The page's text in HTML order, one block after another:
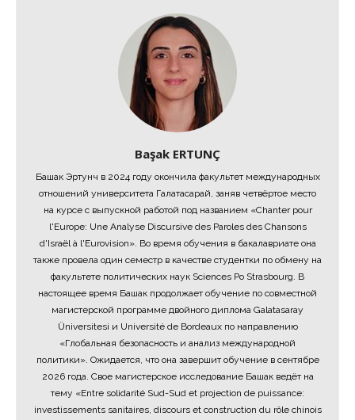
Başak ERTUNÇ
Башак Эртунч в 2024 году окончила факультет международных
отношений университета Галатасарай, заняв четвёртое место
на курсе с выпускной работой под названием «Chanter pour
l'Europe: Une Analyse Discursive des Paroles des Chansons
d'Israël à l'Eurovision». Во время обучения в бакалавриате она
также провела один семестр в качестве студентки по обмену на
факультете политических наук Sciences Po Strasbourg. В
настоящее время Башак продолжает обучение по совместной
магистерской программе двойного диплома Galatasaray
Üniversitesi и Université de Bordeaux по направлению
«Глобальная безопасность и анализ международной
политики». Ожидается, что она завершит обучение в сентябре
2026 года. Свое магистерское исследование Башак ведёт на
тему «Entre solidarité Sud-Sud et projection de puissance:
investissements sanitaires, discours et construction du rôle chinois